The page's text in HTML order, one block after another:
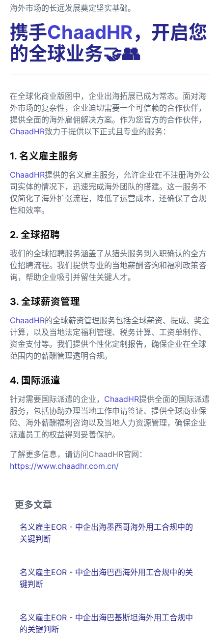
海外市场的长远发展奠定坚实基础。
携手ChaadHR，开启您
的全球业务🤝👥
在全球化商业版图中，企业出海拓展已成为常态。面对海
外市场的复杂性，企业迫切需要一个可信赖的合作伙伴，
提供全面的海外雇佣解决方案。作为您官方的合作伙伴，
ChaadHR致力于提供以下正式且专业的服务：
1. 名义雇主服务
ChaadHR提供的名义雇主服务，允许企业在不注册海外公
司实体的情况下，迅速完成海外团队的搭建。这一服务不
仅简化了海外扩张流程，降低了运营成本，还确保了合规
性和效率。
2. 全球招聘
我们的全球招聘服务涵盖了从猎头服务到入职确认的全方
位招聘流程。我们提供专业的当地薪酬咨询和福利政策咨
询，帮助企业吸引并留住关键人才。
3. 全球薪资管理
ChaadHR的全球薪资管理服务包括全球薪资、提成、奖金
计算，以及当地法定福利管理、税务计算、工资单制作、
资金支付等。我们提供个性化定制报告，确保企业在全球
范围内的薪酬管理透明合规。
4. 国际派遣
针对需要国际派遣的企业， ChaadHR提供全面的国际派遣
服务，包括协助办理当地工作申请签证、提供全球商业保
险、海外薪酬福利咨询以及当地人力资源管理，确保企业
派遣员工的权益得到妥善保护。
了解更多信息，请访问ChaadHR官网：
https://www.chaadhr.com.cn/
更多文章
名义雇主EOR - 中企出海墨西哥海外用工合规中的
关键判断
名义雇主EOR - 中企出海巴西海外用工合规中的关
键判断
名义雇主EOR - 中企出海巴基斯坦海外用工合规中
的关键判断